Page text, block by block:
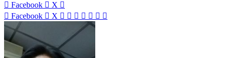
Facebook
X
Facebook
X LinkedIn
Tumblr
Pinterest
Reddit
VKontakte
Compartir